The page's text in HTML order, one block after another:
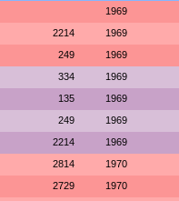
1969
2214 1969
249 1969
334 1969
135 1969
249 1969
2214 1969
2814 1970
2729 1970